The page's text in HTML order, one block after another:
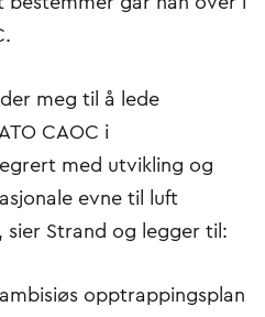
meg til å lede
CAOC i
med utvikling og
evne til luft
Strand og legger til:
opptrappingsplan